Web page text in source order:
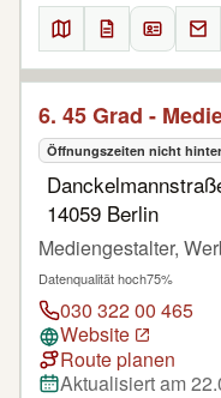
6. 45 Grad -
Öffnungszeiten nicht
14059 Berlin
Mediengestalter,
Datenqualität hoch75%
030 322 00 465
Website
Route planen
Aktualisiert am